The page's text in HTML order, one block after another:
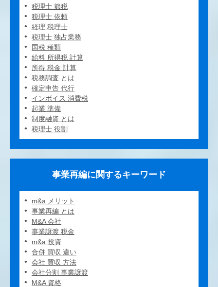
税理士 節税
税理士 依頼
経理 税理士
税理士 独占業務
国税 種類
給料 所得税 計算
所得 税金 計算
税務調査 とは
確定申告 代行
インボイス 消費税
起業 準備
制度融資 とは
税理士 役割
事業再編に関するキーワード
m&a メリット
事業再編 とは
M&A 会社
事業譲渡 税金
m&a 投資
合併 買収 違い
会社 買収 方法
会社分割 事業譲渡
M&A 資格